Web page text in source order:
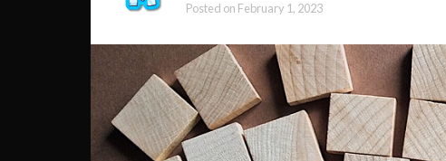
Posted on February 1, 2023